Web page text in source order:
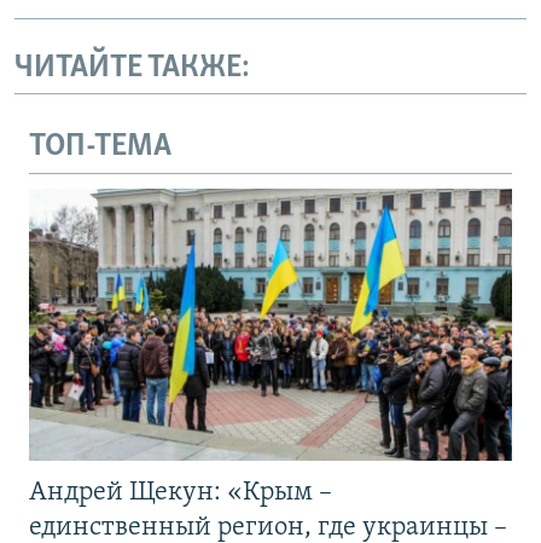
ЧИТАЙТЕ ТАКЖЕ:
ТОП-ТЕМА
Андрей Щекун: «Крым –
единственный регион, где украинцы –